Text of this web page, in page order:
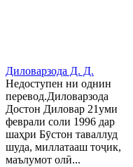
Диловарзода Д. Д.
Недоступен ни однин
перевод.Диловарзода
Достон Диловар 21уми
феврали соли 1996 дар
шаҳри Бӯстон таваллуд
шуда, миллатааш тоҷик,
маълумот олӣ...